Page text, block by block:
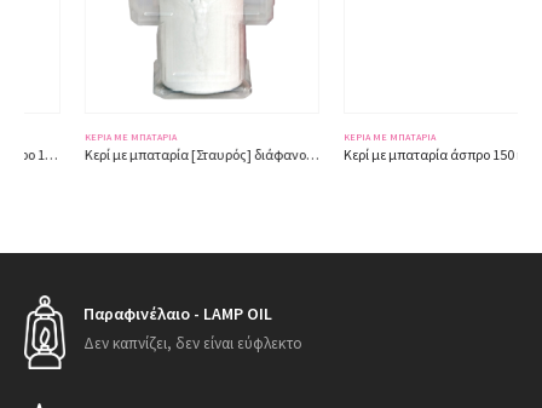
ΚΕΡΙΆ ΜΕ ΜΠΑΤΑΡΊΑ
Κερί με μπαταρία [Σταυρός] διάφανο 150 ημερών 5574 ύψος 11εκ.
ΚΕΡΙΆ ΜΕ ΜΠΑΤΑΡΊΑ
Κερί με μπαταρία άσπρο 150 ημερών 5578
Παραφινέλαιο - LAMP OIL
Δεν καπνίζει, δεν είναι εύφλεκτο